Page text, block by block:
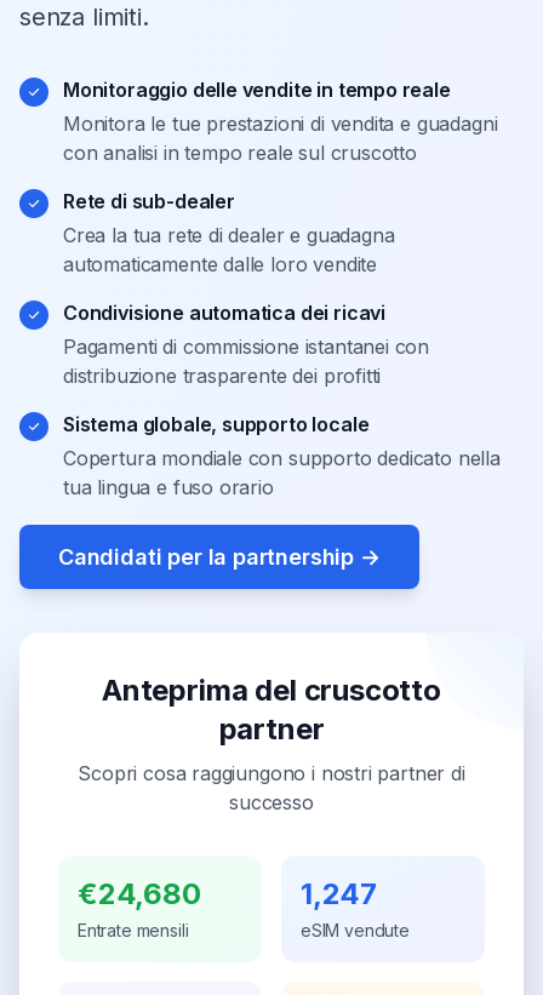
senza limiti.
Monitoraggio delle vendite in tempo reale
Monitora le tue prestazioni di vendita e guadagni
con analisi in tempo reale sul cruscotto
Rete di sub-dealer
Crea la tua rete di dealer e guadagna
automaticamente dalle loro vendite
Condivisione automatica dei ricavi
Pagamenti di commissione istantanei con
distribuzione trasparente dei profitti
Sistema globale, supporto locale
Copertura mondiale con supporto dedicato nella
tua lingua e fuso orario
Candidati per la partnership →
Anteprima del cruscotto
partner
Scopri cosa raggiungono i nostri partner di
successo
€24,680
Entrate mensili
1,247
eSIM vendute